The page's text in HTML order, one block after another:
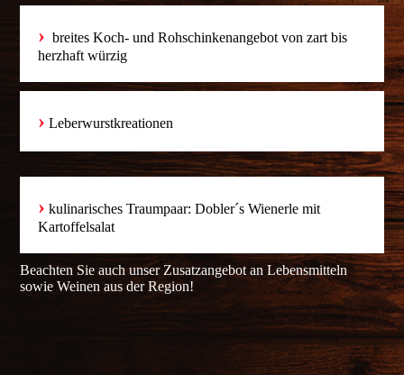
› breites Koch- und Rohschinkenangebot von zart bis
herzhaft würzig
› Leberwurstkreationen
› kulinarisches Traumpaar: Dobler´s Wienerle mit
Kartoffelsalat
Beachten Sie auch unser Zusatzangebot an Lebensmitteln
sowie Weinen aus der Region!